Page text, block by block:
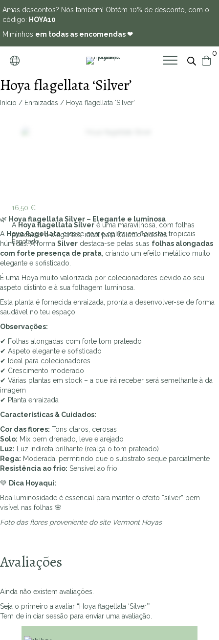
Amas descontos? Nós também! Obtém 10% de desconto, com o
código: HOYA10
Miminhos em todas as encomendas ❤
0
Hoya flagellata ‘Silver’
Início / Enraizadas / Hoya flagellata ‘Silver’
16,50 €
A Hoya flagellata Silver é uma maravilhosa, com folhas
prateadas e elegantes, ideal para colecionadores.
Esgotado
🌿 Hoya flagellata Silver – Elegante e luminosa
A Hoya flagellatacresce como epífita em florestas tropicais
húmidas. A forma Silver destaca-se pelas suas folhas alongadas
com forte presença de prata , criando um efeito metálico muito
elegante e sofisticado.
É uma Hoya muito valorizada por colecionadores devido ao seu
aspeto distinto e à sua folhagem luminosa.
Esta planta é fornecida enraizada, pronta a desenvolver-se de forma
saudável no teu espaço.
Observações:
✔ Folhas alongadas com forte tom prateado
✔ Aspeto elegante e sofisticado
✔ Ideal para colecionadores
✔ Crescimento moderado
✔ Várias plantas em stock – a que irá receber será semelhante à da
imagem
✔ Planta enraizada
Características & Cuidados:
Cor das flores: Tons claros, cerosas
Solo: Mix bem drenado, leve e arejado
Luz: Luz indireta brilhante (realça o tom prateado)
Rega: Moderada, permitindo que o substrato seque parcialmente
Resistência ao frio: Sensível ao frio
💚 Dica Hoyaqui:
Boa luminosidade é essencial para manter o efeito “silver” bem
visível nas folhas 🌸
Foto das flores proveniente do site Vermont Hoyas
Avaliações
Ainda não existem avaliações.
Seja o primeiro a avaliar “Hoya flagellata ‘Silver’”
Tem de iniciar sessão para enviar uma avaliação.